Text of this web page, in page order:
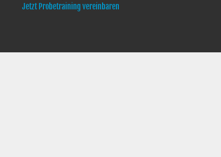
Jetzt Probetraining vereinbaren